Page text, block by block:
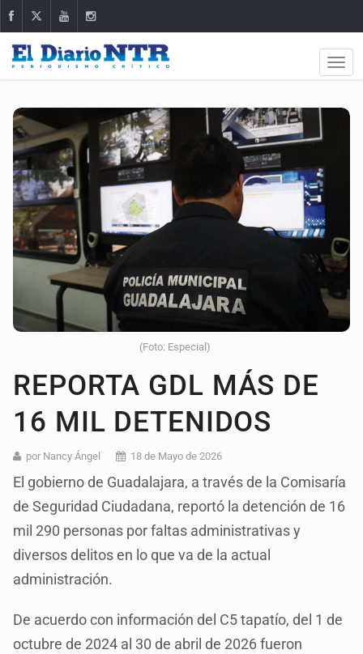
(Foto: Especial)
REPORTA GDL MÁS DE
16 MIL DETENIDOS
por Nancy Ángel 18 de Mayo de 2026
El gobierno de Guadalajara, a través de la Comisaría
de Seguridad Ciudadana, reportó la detención de 16
mil 290 personas por faltas administrativas y
diversos delitos en lo que va de la actual
administración.
De acuerdo con información del C5 tapatío, del 1 de
octubre de 2024 al 30 de abril de 2026 fueron